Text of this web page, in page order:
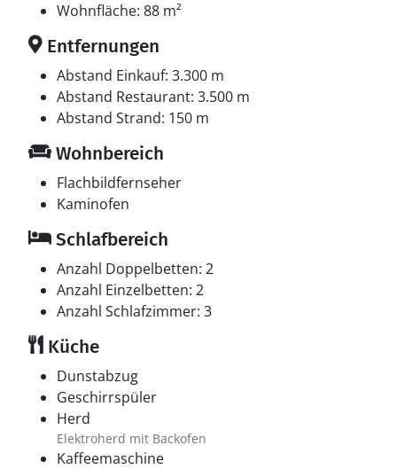
Wohnfläche: 88 m²
Entfernungen
Abstand Einkauf: 3.300 m
Abstand Restaurant: 3.500 m
Abstand Strand: 150 m
Wohnbereich
Flachbildfernseher
Kaminofen
Schlafbereich
Anzahl Doppelbetten: 2
Anzahl Einzelbetten: 2
Anzahl Schlafzimmer: 3
Küche
Dunstabzug
Geschirrspüler
Herd
Elektroherd mit Backofen
Kaffeemaschine